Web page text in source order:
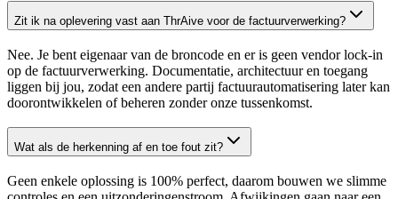
Zit ik na oplevering vast aan ThrAive voor de factuurverwerking?
Nee. Je bent eigenaar van de broncode en er is geen vendor lock-in
op de factuurverwerking. Documentatie, architectuur en toegang
liggen bij jou, zodat een andere partij factuurautomatisering later kan
doorontwikkelen of beheren zonder onze tussenkomst.
Wat als de herkenning af en toe fout zit?
Geen enkele oplossing is 100% perfect, daarom bouwen we slimme